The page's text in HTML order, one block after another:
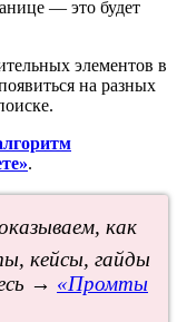
— это будет
элементов в
на разных
.
как
кейсы, гайды
→ «Промты